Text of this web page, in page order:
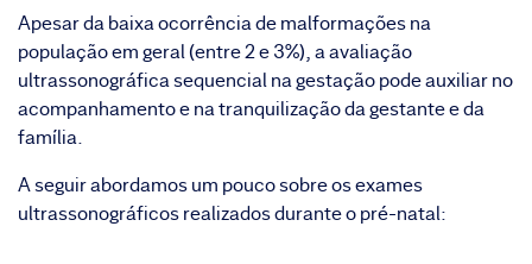
Apesar da baixa ocorrência de malformações na
população em geral (entre 2 e 3%), a avaliação
ultrassonográfica sequencial na gestação pode auxiliar no
acompanhamento e na tranquilização da gestante e da
família.
A seguir abordamos um pouco sobre os exames
ultrassonográficos realizados durante o pré-natal: